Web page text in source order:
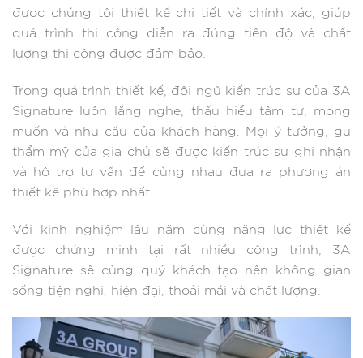
được chúng tôi thiết kế chi tiết và chính xác, giúp
quá trình thi công diễn ra đúng tiến độ và chất
lượng thi công được đảm bảo.
Trong quá trình thiết kế, đội ngũ kiến trúc sư của 3A
Signature luôn lắng nghe, thấu hiểu tâm tư, mong
muốn và nhu cầu của khách hàng. Mọi ý tưởng, gu
thẩm mỹ của gia chủ sẽ được kiến trúc sư ghi nhận
và hỗ trợ tư vấn để cùng nhau đưa ra phương án
thiết kế phù hợp nhất.
Với kinh nghiệm lâu năm cùng năng lực thiết kế
được chứng minh tại rất nhiều công trình, 3A
Signature sẽ cùng quý khách tạo nên không gian
sống tiện nghi, hiện đại, thoải mái và chất lượng.